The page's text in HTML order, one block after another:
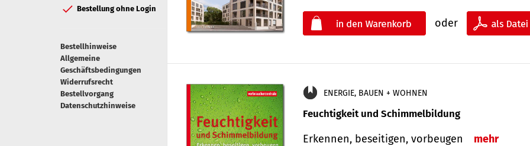
Bestellung ohne Login
Bestellhinweise
Allgemeine
Geschäftsbedingungen
Widerrufsrecht
Bestellvorgang
Datenschutzhinweise
oder
ENERGIE, BAUEN + WOHNEN
Feuchtigkeit und Schimmelbildung
Erkennen, beseitigen, vorbeugen mehr